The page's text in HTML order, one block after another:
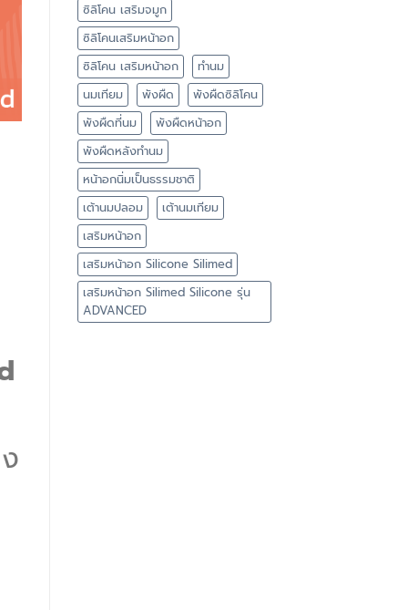
ซิลิโคน เสริมจมูก
ซิลิโคนเสริมหน้าอก
ซิลิโคน เสริมหน้าอก
ทำนม
นมเทียม
พังผืด
พังผืดซิลิโคน
พังผืดที่นม
พังผืดหน้าอก
พังผืดหลังทำนม
หน้าอกนิ่มเป็นธรรมชาติ
เต้านมปลอม
เต้านมเทียม
เสริมหน้าอก
เสริมหน้าอก Silicone Silimed
เสริมหน้าอก Silimed Silicone รุ่น
ADVANCED